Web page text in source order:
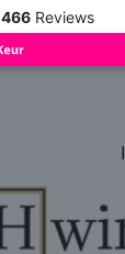
466 Reviews